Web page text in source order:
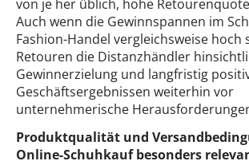
von je her üblich, hohe
Auch wenn die Gewinnspannen im
Fashion-Handel vergleichsweise hoch
Retouren die Distanzhändler
Gewinnerzielung und langfristig
Geschäftsergebnissen weiterhin vor
unternehmerische
Produktqualität und
Online-Schuhkauf besonders